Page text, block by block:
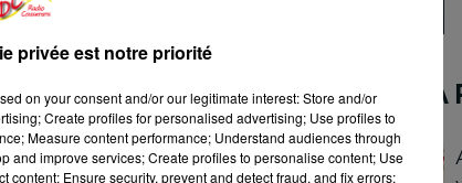
DANS LA
privée est notre priorité
on your consent and/or our legitimate interest: Store and/or
Create profiles for personalised advertising; Use profiles to
Measure content performance; Understand audiences through
and improve services; Create profiles to personalise content; Use
Ensure security, prevent and detect fraud, and fix errors;